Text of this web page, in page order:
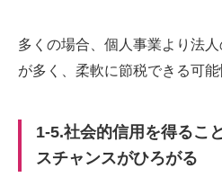
多くの場合、個人事業より法
が多く、柔軟に節税できる可能
1-5.社会的信用を得るこ
スチャンスがひろがる